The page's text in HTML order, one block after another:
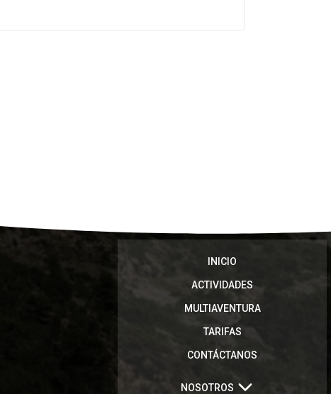
INICIO
ACTIVIDADES
MULTIAVENTURA
TARIFAS
CONTÁCTANOS
NOSOTROS